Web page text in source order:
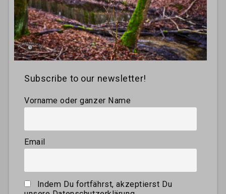
Subscribe to our newsletter!
Vorname oder ganzer Name
Email
Indem Du fortfährst, akzeptierst Du